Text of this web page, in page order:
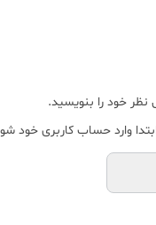
خود را بنویسید.
وارد حساب کاربری خود